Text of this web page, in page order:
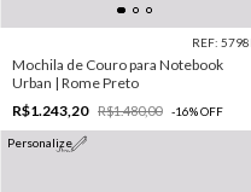
REF:
Mochila de Couro para Notebook
Urban | Rome Preto
R$1.243,20
R$1.480,00 -16%OFF
Personalize